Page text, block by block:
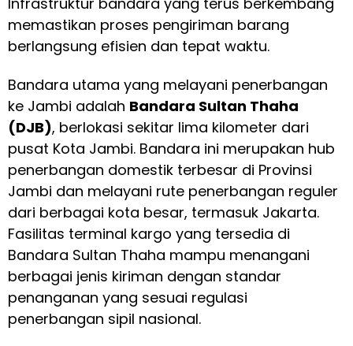
memastikan proses pengiriman barang
berlangsung efisien dan tepat waktu.
Bandara utama yang melayani penerbangan
ke Jambi adalah Bandara Sultan Thaha
(DJB), berlokasi sekitar lima kilometer dari
pusat Kota Jambi. Bandara ini merupakan hub
penerbangan domestik terbesar di Provinsi
Jambi dan melayani rute penerbangan reguler
dari berbagai kota besar, termasuk Jakarta.
Fasilitas terminal kargo yang tersedia di
Bandara Sultan Thaha mampu menangani
berbagai jenis kiriman dengan standar
penanganan yang sesuai regulasi
penerbangan sipil nasional.